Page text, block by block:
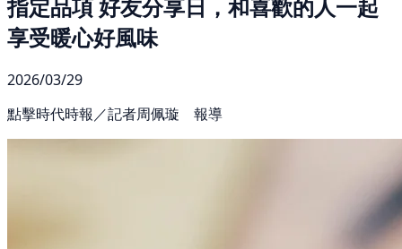
指定品項 好友分享日，和喜歡的人一起
享受暖心好風味
2026/03/29
點擊時代時報／記者周佩璇 報導